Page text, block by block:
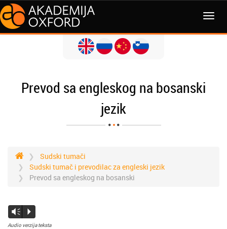
Prevod sa engleskog na bosanski
jezik
Sudski tumači
Sudski tumač i prevodilac za engleski jezik
Prevod sa engleskog na bosanski
Vm
P
Audio verzija teksta